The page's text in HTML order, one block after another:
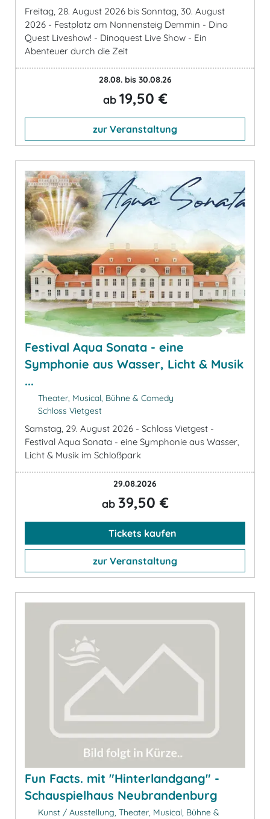
Freitag, 28. August 2026 bis Sonntag, 30. August
2026 - Festplatz am Nonnensteig Demmin - Dino
Quest Liveshow! - Dinoquest Live Show - Ein
Abenteuer durch die Zeit
28.08. bis 30.08.26
ab 19,50 €
zur Veranstaltung
Festival Aqua Sonata - eine
Symphonie aus Wasser, Licht & Musik
...
Theater, Musical, Bühne & Comedy
Schloss Vietgest
Samstag, 29. August 2026 - Schloss Vietgest -
Festival Aqua Sonata - eine Symphonie aus Wasser,
Licht & Musik im Schloßpark
29.08.2026
ab 39,50 €
Tickets kaufen
zur Veranstaltung
Fun Facts. mit "Hinterlandgang" -
Schauspielhaus Neubrandenburg
Kunst / Ausstellung, Theater, Musical, Bühne &